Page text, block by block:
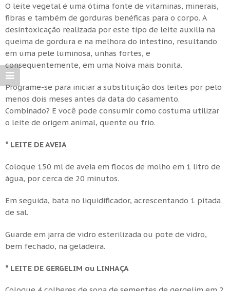
O leite vegetal é uma ótima fonte de vitaminas, minerais,
fibras e também de gorduras benéficas para o corpo. A
desintoxicação realizada por este tipo de leite auxilia na
queima de gordura e na melhora do intestino, resultando
em uma pele luminosa, unhas fortes, e
consequentemente, em uma Noiva mais bonita.
Programe-se para iniciar a substituição dos leites por pelo
menos dois meses antes da data do casamento.
Combinado? E você pode consumir como costuma utilizar
o leite de origem animal, quente ou frio.
* LEITE DE AVEIA
Coloque 150 ml de aveia em flocos de molho em 1 litro de
água, por cerca de 20 minutos.
Em seguida, bata no liquidificador, acrescentando 1 pitada
de sal.
Guarde em jarra de vidro esterilizada ou pote de vidro,
bem fechado, na geladeira.
* LEITE DE GERGELIM ou LINHAÇA